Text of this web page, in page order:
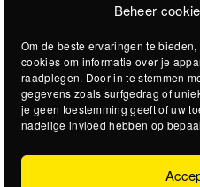
Beheer
Om de beste ervaringen te
cookies om informatie over je
raadplegen. Door in te stemmen
gegevens zoals surfgedrag of
je geen toestemming geeft of uw
nadelige invloed hebben op